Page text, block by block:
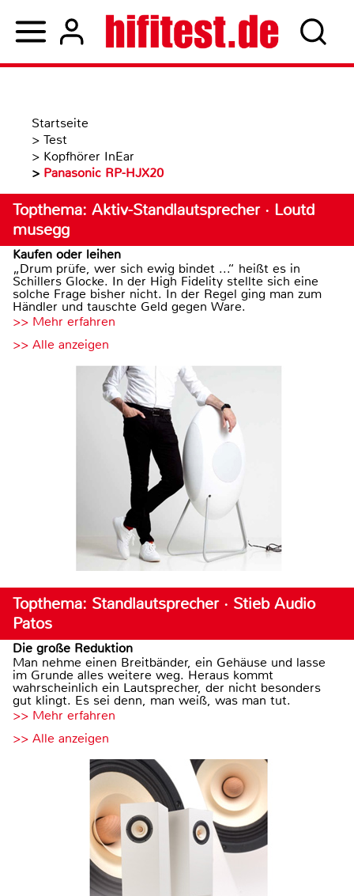
Startseite
> Test
> Kopfhörer InEar
> Panasonic RP-HJX20
Topthema: Aktiv-Standlautsprecher · Loutd
musegg
Kaufen oder leihen
„Drum prüfe, wer sich ewig bindet ...“ heißt es in
Schillers Glocke. In der High Fidelity stellte sich eine
solche Frage bisher nicht. In der Regel ging man zum
Händler und tauschte Geld gegen Ware.
>> Mehr erfahren
>> Alle anzeigen
Topthema: Standlautsprecher · Stieb Audio
Patos
Die große Reduktion
Man nehme einen Breitbänder, ein Gehäuse und lasse
im Grunde alles weitere weg. Heraus kommt
wahrscheinlich ein Lautsprecher, der nicht besonders
gut klingt. Es sei denn, man weiß, was man tut.
>> Mehr erfahren
>> Alle anzeigen